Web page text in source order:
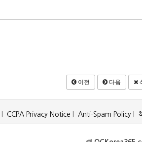
이전 다음
CCPA Privacy Notice Anti-Spam Policy